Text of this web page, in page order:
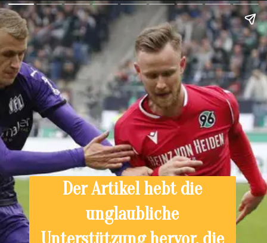
Der Artikel hebt die
unglaubliche